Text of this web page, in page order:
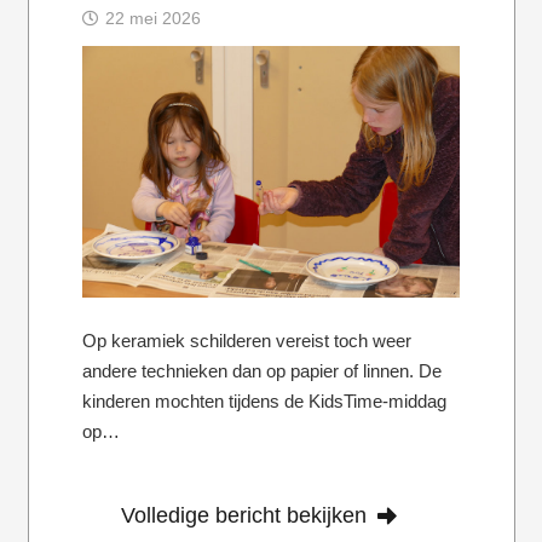
22 mei 2026
Op keramiek schilderen vereist toch weer
andere technieken dan op papier of linnen. De
kinderen mochten tijdens de KidsTime-middag
op…
Volledige bericht bekijken